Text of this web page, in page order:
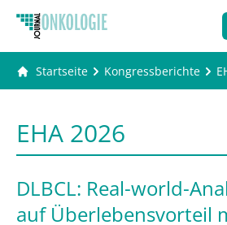
Startseite Kongressberichte
EHA 2026
DLBCL: Real-world-
auf Überlebensvorteil